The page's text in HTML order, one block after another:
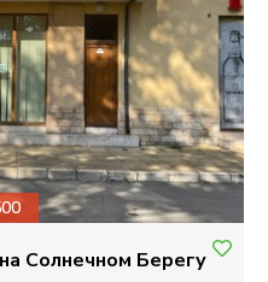
Солнечном Берегу